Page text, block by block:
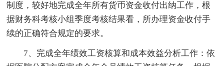
制度，较好地完成全年所有货币资金收付出纳工作，根
据财务科考核小组季度考核结果看，所办理资金收付手
续的正确符合规定的要求。
7、完成全年绩效工资核算和成本效益分析工作：依